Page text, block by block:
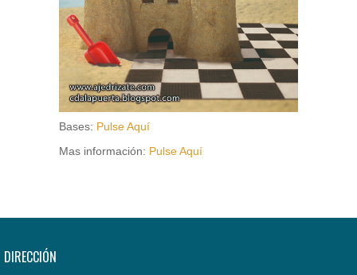
Bases: Pulse Aquí
Mas información: Pulse Aquí
DIRECCIÓN